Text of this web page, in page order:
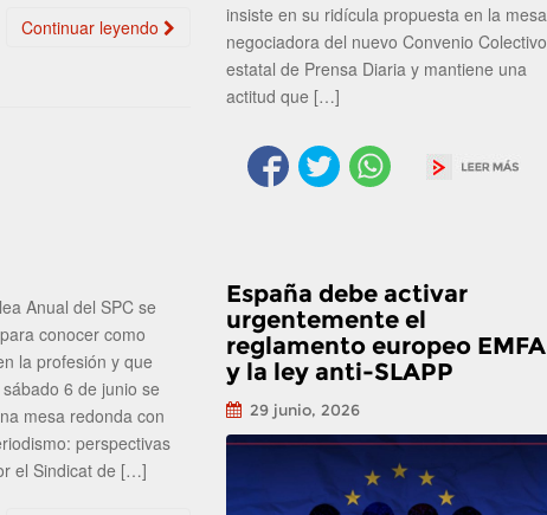
Continuar leyendo
Anual del SPC se
conocer como
la profesión y que
6 de junio se
mesa redonda con
perspectivas
el Sindicat de […]
insiste en su ridícula propuesta en la mesa
negociadora del nuevo Convenio Colectivo
estatal de Prensa Diaria y mantiene una
actitud que […]
España debe activar
urgentemente el
reglamento europeo EMFA
y la ley anti-SLAPP
29 junio, 2026